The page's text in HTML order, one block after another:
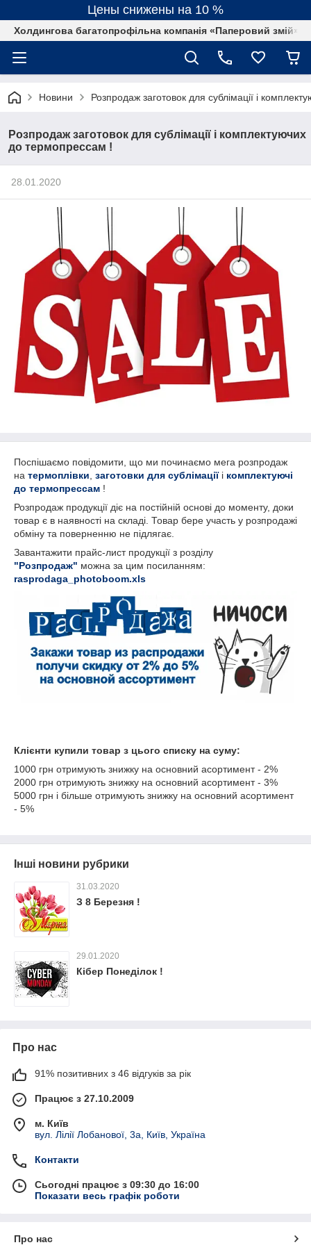
Цены снижены на 10 %
Холдингова багатопрофільна компанія «Паперовий змій»
Новини Розпродаж заготовок для сублімації і
Розпродаж заготовок для сублімації і комплектуючих
до термопрессам !
28.01.2020
Поспішаємо повідомити, що ми починаємо мега розпродаж
на термоплівки заготовки для сублімаціїі комплектуючі
до термопрессам !
Розпродаж продукції діє на постійній основі до моменту, доки
товар є в наявності на складі. Товар бере участь у розпродажі
обміну та поверненню не підлягає.
Завантажити прайс-лист продукції з розділу
"Розпродаж" можна за цим посиланням:
rasprodaga_photoboom.xls
Клієнти купили товар з цього списку на суму:
1000 грн отримують знижку на основний асортимент - 2%
2000 грн отримують знижку на основний асортимент - 3%
5000 грн і більше отримують знижку на основний асортимент
- 5%
Інші новини рубрики
31.03.2020
З 8 Березня !
29.01.2020
Кібер Понеділок !
Про нас
91% позитивних з 46 відгуків за рік
Працює з 27.10.2009
м. Київ
вул. Лілії Лобанової, 3а, Київ, Україна
Контакти
Сьогодні працює з 09:30 до 16:00
Показати весь графік роботи
Про нас